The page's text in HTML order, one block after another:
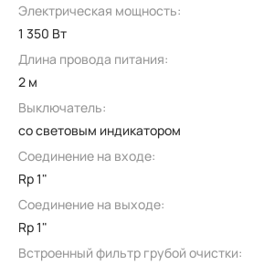
Электрическая мощность:
1 350 Вт
Длина провода питания:
2 м
Выключатель:
со световым индикатором
Соединение на входе:
Rp 1"
Соединение на выходе:
Rp 1"
Встроенный фильтр грубой очистки: